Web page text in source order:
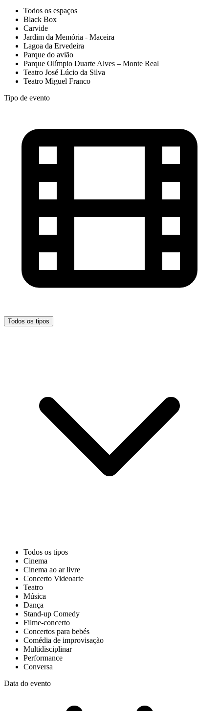
Todos os espaços
Black Box
Carvide
Jardim da Memória - Maceira
Lagoa da Ervedeira
Parque do avião
Parque Olímpio Duarte Alves – Monte Real
Teatro José Lúcio da Silva
Teatro Miguel Franco
Tipo de evento
Todos os tipos
Todos os tipos
Cinema
Cinema ao ar livre
Concerto Videoarte
Teatro
Música
Dança
Stand-up Comedy
Filme-concerto
Concertos para bebés
Comédia de improvisação
Multidisciplinar
Performance
Conversa
Data do evento